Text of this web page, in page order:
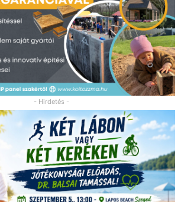
- Hirdetés -